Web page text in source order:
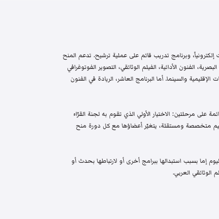
وبرنامج تدريب قائم على عملية ترشيح. تدعم المنح
الفنون الأدائية، الفيلم الوثائقي، التصوير الفوتوغرافي
والسينما. أما البرنامج العاشر، الريادة في الفنون
قائمة على مرحلتين: الاختيار الأولي الذي تقوم به لجنة القرّاء
متخصصة ومستقلة، يتغيّر أعضاؤها مع كل دورة منح
إما بسبب استبدالها ببرامج أخرى أو لارتباطها بحدث أو
الوثائقي العربي.